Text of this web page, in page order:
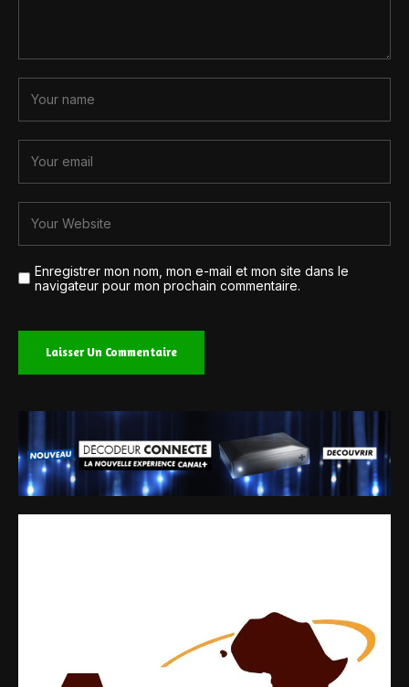
Enregistrer mon nom, mon e-mail et mon site dans le
navigateur pour mon prochain commentaire.